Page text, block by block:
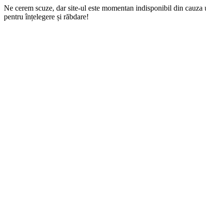
Ne cerem scuze, dar site-ul este momentan indisponibil din
pentru înțelegere și răbdare!